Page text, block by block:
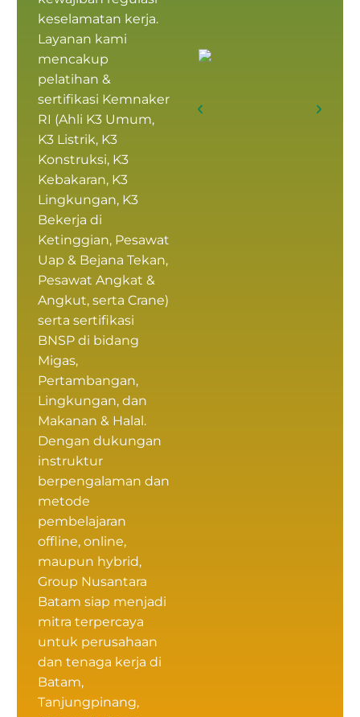
keselamatan kerja.
Layanan kami
mencakup
pelatihan &
sertifikasi Kemnaker
RI (Ahli K3 Umum,
K3 Listrik, K3
Konstruksi, K3
Kebakaran, K3
Lingkungan, K3
Bekerja di
Ketinggian, Pesawat
Uap & Bejana Tekan,
Pesawat Angkat &
Angkut, serta Crane)
serta sertifikasi
BNSPdi bidang
Migas,
Pertambangan,
Lingkungan, dan
Makanan & Halal.
Dengan dukungan
instruktur
berpengalaman dan
metode
pembelajaran
offline, online,
maupun hybrid,
Group Nusantara
Batam siap menjadi
mitra terpercaya
untuk perusahaan
dan tenaga kerja di
Batam,
Tanjungpinang,